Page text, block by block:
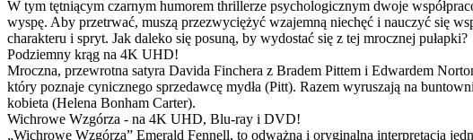
W tym tętniącym czarnym humorem thrillerze psychologicznym dwoje
wyspę. Aby przetrwać, muszą przezwyciężyć wzajemną niechęć i nauczyć się
charakteru i spryt. Jak daleko się posuną, by wydostać się z tej mrocznej pułapki?
Podziemny krąg na 4K UHD!
Mroczna, przewrotna satyra Davida Finchera z Bradem Pittem i Edwardem
który poznaje cynicznego sprzedawcę mydła (Pitt). Razem wyruszają na
kobieta (Helena Bonham Carter).
Wichrowe Wzgórza - na 4K UHD, Blu-ray i DVD!
„Wichrowe Wzgórza” Emerald Fennell, to odważna i oryginalna interpretacja